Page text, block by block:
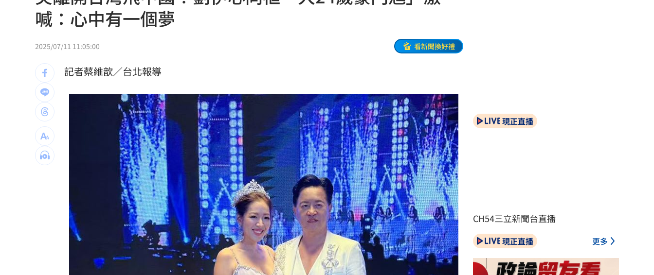
這大廠三支柱到位 全年EPS上看5.68元
慈濟買BNT被詐10億！藍昔嗆擋疫苗網朝聖
它躋身美禁令受惠者 上半年EPS衝2.58元
7月營收寫同期次高 聯寶訂單看到2027年 01:20
台股收復44000點大關 2關鍵看AI產業發展 01:13
他見搶案挺身相救遭圍毆亡！嫌犯最小12歲 01:10
扣款人數狂增4成 國泰小龍基金布局曝光 01:05
車是我的、油也是我的 睡車竟被收住宿費 01:04
24歲存款破百萬！她公開致富關鍵：超孝順 01:02
台灣彩券開獎直播中 20:31
LIVE三立+24小時直播
喊：心中有一個夢
2025/07/11 11:05:00 看新聞換好禮
記者蔡維歆／台北報導
現正直播
CH54三立新聞台直播
現正直播 更多